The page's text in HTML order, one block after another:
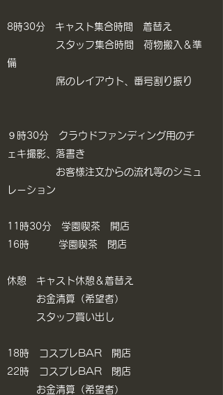
8時30分 キャスト集合時間 着替え
​ スタッフ集合時間 荷物搬入＆準
備
​​ 席のレイアウト、番号割り振り
​９時30分 クラウドファンディング用のチ
ェキ撮影、落書き
お客様注文からの流れ等のシミュ
レーション
11時30分 学園喫茶 開店
16時 学園喫茶 閉店
休憩 キャスト休憩＆着替え
お金清算（希望者）
スタッフ買い出し
18時 コスプレBAR 開店
22時 コスプレBAR 閉店
お金清算（希望者）